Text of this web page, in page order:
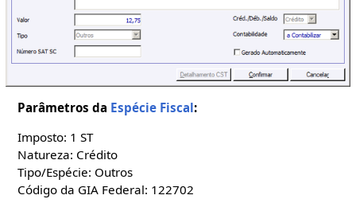
Parâmetros da Espécie Fiscal:
Imposto: 1 ST
Natureza: Crédito
Tipo/Espécie: Outros
Código da GIA Federal: 122702